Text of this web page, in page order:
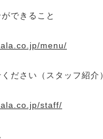
できること
menu/
ださい（スタッフ紹介
staff/